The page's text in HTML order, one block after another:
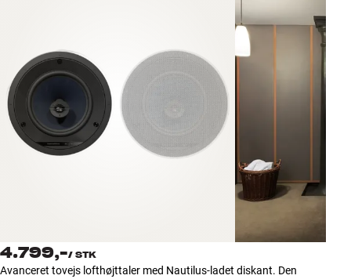
INSPIRATION
MÆRKER
NYHEDER
Kundeservice
Byg med Lyd
4.799,-/ STK
Avanceret tovejs lofthøjttaler med Nautilus-ladet diskant. Den